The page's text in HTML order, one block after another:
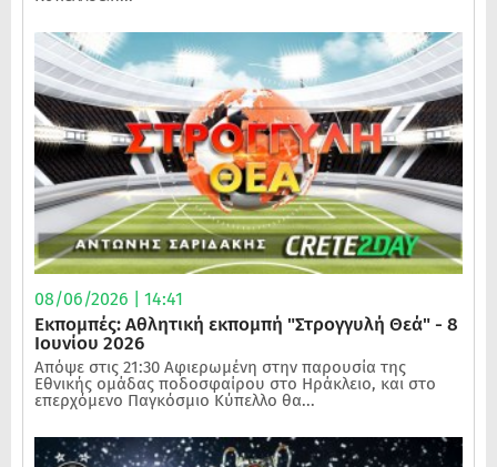
08/06/2026 | 14:41
Εκπομπές: Αθλητική εκπομπή "Στρογγυλή Θεά" - 8
Ιουνίου 2026
Απόψε στις 21:30 Αφιερωμένη στην παρουσία της
Εθνικής ομάδας ποδοσφαίρου στο Ηράκλειο, και στο
επερχόμενο Παγκόσμιο Κύπελλο θα...